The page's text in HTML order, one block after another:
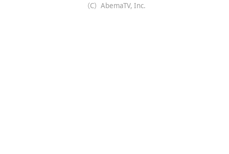
（C）AbemaTV, Inc.